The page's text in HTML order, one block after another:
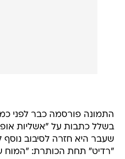
התמונה פורסמה כבר לפני
בשלל כתבות על "אשליות
שעבר היא חזרה לסיבוב
"רדיט" תחת הכותרת: "המוח